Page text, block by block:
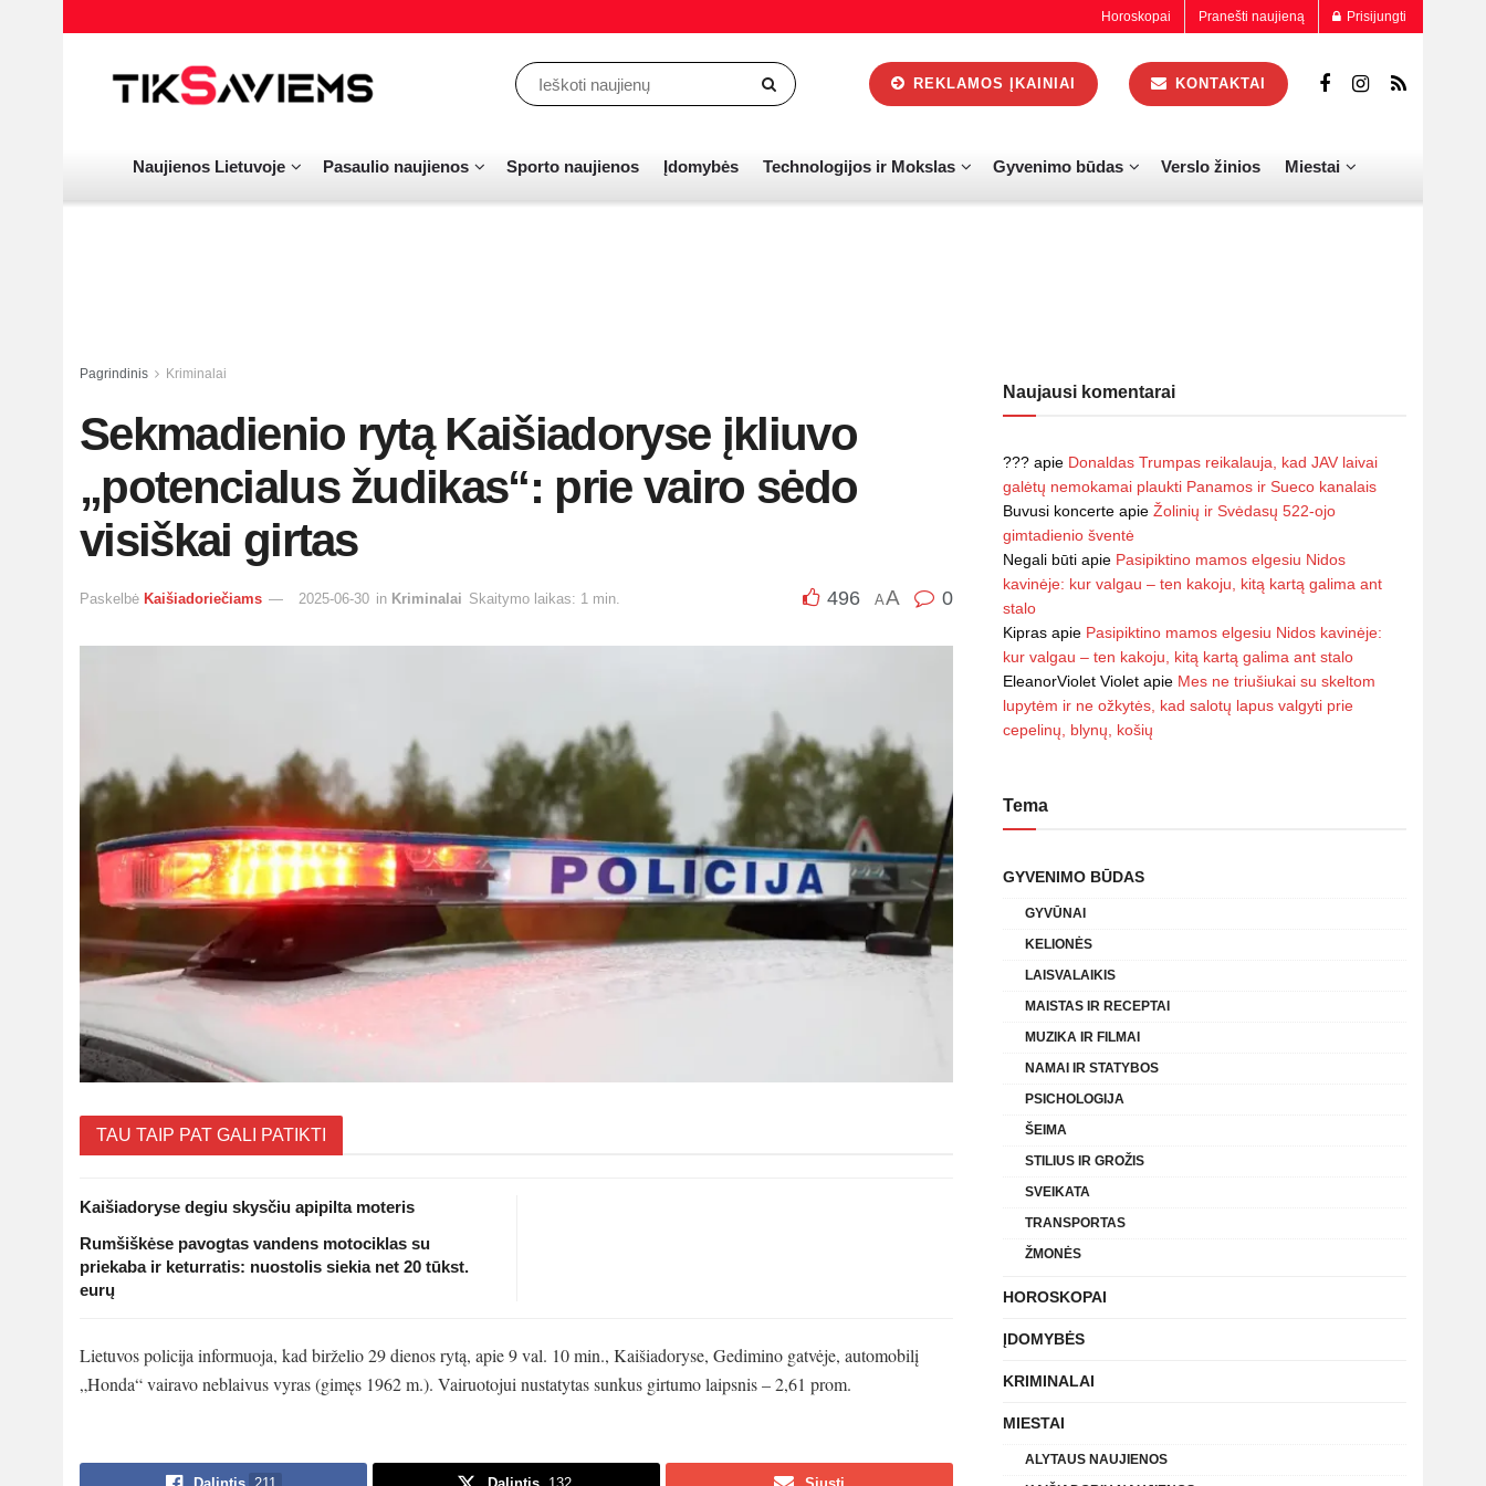
Horoskopai Pranešti naujieną Prisijungti
REKLAMOS ĮKAINIAI KONTAKTAI
Naujienos Lietuvoje Pasaulio naujienos Sporto naujienos Įdomybės Technologijos ir Mokslas Gyvenimo būdas Verslo žinios Miestai
Pagrindinis Kriminalai
Sekmadienio rytą Kaišiadoryse įkliuvo
„potencialus žudikas“: prie vairo sėdo
visiškai girtas
Paskelbė Kaišiadoriečiams 2025-06-30 in Kriminalai Skaitymo laikas: 1 min. 496 AA 0
TAU TAIP PAT GALI PATIKTI
Kaišiadoryse degiu skysčiu apipilta moteris
Rumšiškėse pavogtas vandens motociklas su
priekaba ir keturratis: nuostolis siekia net 20 tūkst.
eurų
Lietuvos policija informuoja, kad birželio 29 dienos rytą, apie 9 val. 10 min., Kaišiadoryse, Gedimino gatvėje, automobilį
„Honda“ vairavo neblaivus vyras (gimęs 1962 m.). Vairuotojui nustatytas sunkus girtumo laipsnis – 2,61 prom.
Naujausi komentarai
??? apie Donaldas Trumpas reikalauja, kad JAV laivai
galėtų nemokamai plaukti Panamos ir Sueco kanalais
Buvusi koncerte apie Žolinių ir Svėdasų 522-ojo
gimtadienio šventė
Negali būti apie Pasipiktino mamos elgesiu Nidos
kavinėje: kur valgau – ten kakoju, kitą kartą galima ant
stalo
Kipras apie Pasipiktino mamos elgesiu Nidos kavinėje:
kur valgau – ten kakoju, kitą kartą galima ant stalo
EleanorViolet Violet apie Mes ne triušiukai su skeltom
lupytėm ir ne ožkytės, kad salotų lapus valgyti prie
cepelinų, blynų, košių
Tema
GYVENIMO BŪDAS
GYVŪNAI
KELIONĖS
LAISVALAIKIS
MAISTAS IR RECEPTAI
MUZIKA IR FILMAI
NAMAI IR STATYBOS
PSICHOLOGIJA
ŠEIMA
STILIUS IR GROŽIS
SVEIKATA
TRANSPORTAS
ŽMONĖS
HOROSKOPAI
ĮDOMYBĖS
KRIMINALAI
MIESTAI
ALYTAUS NAUJIENOS